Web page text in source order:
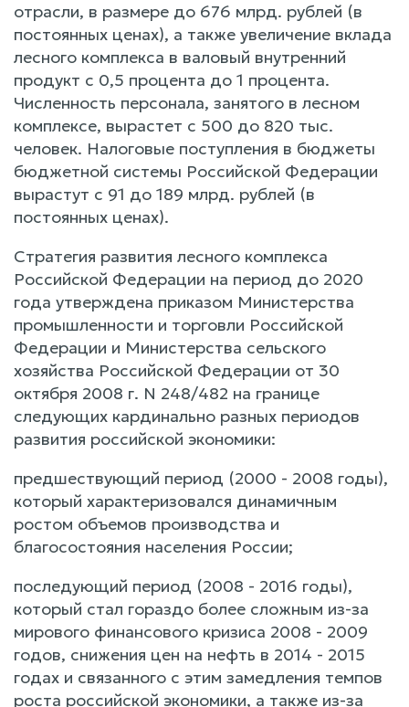
отрасли, в размере до 676 млрд. рублей (в
постоянных ценах), а также увеличение вклада
лесного комплекса в валовый внутренний
продукт с 0,5 процента до 1 процента.
Численность персонала, занятого в лесном
комплексе, вырастет с 500 до 820 тыс.
человек. Налоговые поступления в бюджеты
бюджетной системы Российской Федерации
вырастут с 91 до 189 млрд. рублей (в
постоянных ценах).
Стратегия развития лесного комплекса
Российской Федерации на период до 2020
года утверждена приказом Министерства
промышленности и торговли Российской
Федерации и Министерства сельского
хозяйства Российской Федерации от 30
октября 2008 г. N 248/482 на границе
следующих кардинально разных периодов
развития российской экономики:
предшествующий период (2000 - 2008 годы),
который характеризовался динамичным
ростом объемов производства и
благосостояния населения России;
последующий период (2008 - 2016 годы),
который стал гораздо более сложным из-за
мирового финансового кризиса 2008 - 2009
годов, снижения цен на нефть в 2014 - 2015
годах и связанного с этим замедления темпов
роста российской экономики, а также из-за